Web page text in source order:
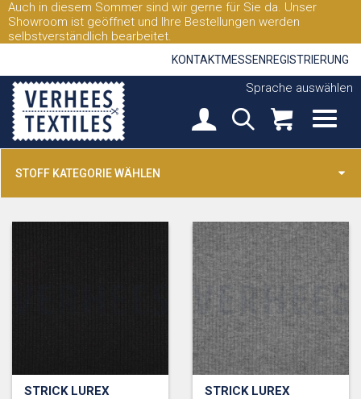
Auch in diesem Sommer sind wir gerne für Sie da. Unser
Showroom ist geöffnet und Ihre Bestellungen werden
selbstverständlich bearbeitet.
KONTAKTMESSEN REGISTRIERUNG
Sprache auswählen
STOFF KATEGORIE WÄHLEN
STRICK LUREX STRICK LUREX